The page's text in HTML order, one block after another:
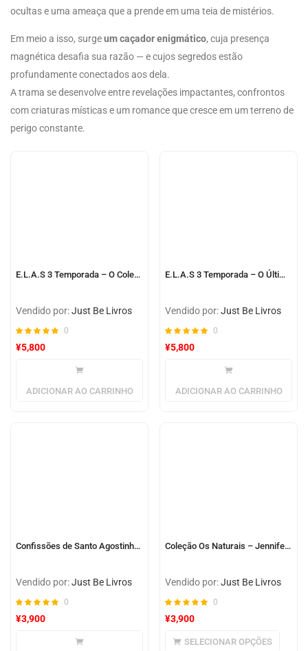
ocultas e uma ameaça que a prende em uma teia de mistérios.
Em meio a isso, surgeum caçador enigmático, cuja presença
magnética desafia sua razão — e cujos segredos estão
profundamente conectados aos dela.
A trama se desenvolve entre revelações impactantes, confrontos
com criaturas místicas e um romance que cresce em um terreno de
perigo constante.
E.L.A.S 3 Temporada – O Colecionador de Monstros
Vendido por:Just Be Livros
0
¥5,800
ADICIONAR AO CARRINHO
E.L.A.S 3 Temporada – O Último Segredo
Vendido por:Just Be Livros
0
¥5,800
ADICIONAR AO CARRINHO
Confissões de Santo Agostinho – Edição de Luxo Almofadada
Vendido por:Just Be Livros
0
¥3,900
Coleção Os Naturais – Jennifer Lynn Barnes
Vendido por:Just Be Livros
0
¥3,900
SELECIONAR OPÇÕES